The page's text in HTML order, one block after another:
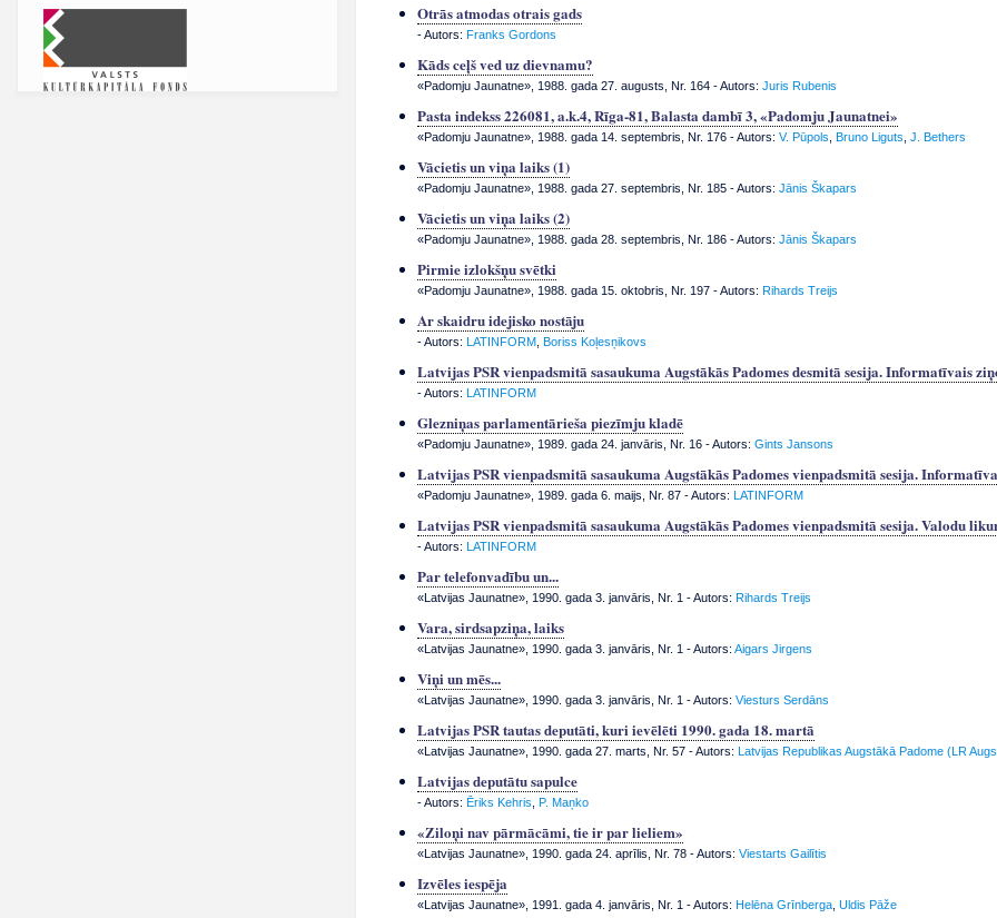
Otrās atmodas otrais gads
- Autors: Franks Gordons
Kāds ceļš ved uz dievnamu?
«Padomju Jaunatne», 1988. gada 27. augusts, Nr. 164- Autors: Juris Rubenis
Pasta indekss 226081, a.k.4, Rīga-81, Balasta dambī 3, «Padomju Jaunatnei»
«Padomju Jaunatne», 1988. gada 14. septembris, Nr. 176- Autors: V. Pūpols Bruno Liguts J. Bethers
Vācietis un viņa laiks (1)
«Padomju Jaunatne», 1988. gada 27. septembris, Nr. 185- Autors: Jānis Škapars
Vācietis un viņa laiks (2)
«Padomju Jaunatne», 1988. gada 28. septembris, Nr. 186- Autors: Jānis Škapars
Pirmie izlokšņu svētki
«Padomju Jaunatne», 1988. gada 15. oktobris, Nr. 197- Autors: Rihards Treijs
Ar skaidru idejisko nostāju
- Autors: LATINFORM, Boriss Koļesņikovs
Latvijas PSR vienpadsmitā sasaukuma Augstākās Padomes desmitā sesija. Informatīvais
- Autors: LATINFORM
Glezniņas parlamentārieša piezīmju kladē
«Padomju Jaunatne», 1989. gada 24. janvāris, Nr. 16- Autors: Gints Jansons
Latvijas PSR vienpadsmitā sasaukuma Augstākās Padomes vienpadsmitā sesija.
«Padomju Jaunatne», 1989. gada 6. maijs, Nr. 87- Autors: LATINFORM
Latvijas PSR vienpadsmitā sasaukuma Augstākās Padomes vienpadsmitā sesija. Valodu
- Autors: LATINFORM
Par telefonvadību un...
«Latvijas Jaunatne», 1990. gada 3. janvāris, Nr. 1 - Autors: Rihards Treijs
Vara, sirdsapziņa, laiks
«Latvijas Jaunatne», 1990. gada 3. janvāris, Nr. 1 - Autors: Aigars Jirgens
Viņi un mēs...
«Latvijas Jaunatne», 1990. gada 3. janvāris, Nr. 1 - Autors: Viesturs Serdāns
Latvijas PSR tautas deputāti, kuri ievēlēti 1990. gada 18. martā
«Latvijas Jaunatne», 1990. gada 27. marts, Nr. 57- Autors: Latvijas Republikas Augstākā Padome (LR
Latvijas deputātu sapulce
- Autors: Ēriks Kehris P. Maņko
«Ziloņi nav pārmācāmi, tie ir par lieliem»
«Latvijas Jaunatne», 1990. gada 24. aprīlis, Nr. 78- Autors: Viestarts Gailītis
Izvēles iespēja
«Latvijas Jaunatne», 1991. gada 4. janvāris, Nr. 1 - Autors: Helēna Grīnberga, Uldis Pāže